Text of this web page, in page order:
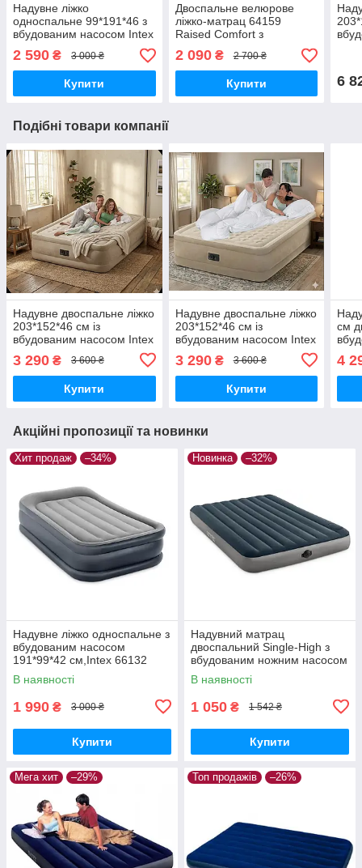
Надувне ліжко
односпальне 99*191*46 з
вбудованим насосом Intex
2 590 ₴ 3 000 ₴
Купити
Двоспальне велюрове
ліжко-матрац 64159
Raised Comfort з
152*203*30 см
2 090₴ 2 700 ₴
Купити 6
Подібні товари компанії
Надувне двоспальне ліжко
203*152*46 см із
вбудованим насосом Intex
3 290 ₴ 3 600 ₴
Купити
Надувне двоспальне ліжко
203*152*46 см із
вбудованим насосом Intex
3 290₴ 3 600 ₴
Купити
см
4
Акційні пропозиції та новинки
Хит продаж –34%
Надувне ліжко односпальне з
вбудованим насосом
191*99*42 см,Іntex 66132
В наявності
1 990 ₴ 3 000 ₴
Купити
Новинка –32%
Надувний матрац
двоспальний Single-High з
вбудованим ножним насосом
137*191*25 см
В наявності
1 050 ₴ 1 542 ₴
Купити
Мега хит –29% Топ продажів –26%